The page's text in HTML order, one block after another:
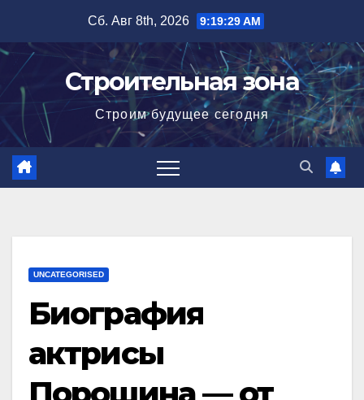
содержимому
Сб. Авг 8th, 2026 9:19:30 AM
Строительная зона
Строим будущее сегодня
UNCATEGORISED
Биография
актрисы